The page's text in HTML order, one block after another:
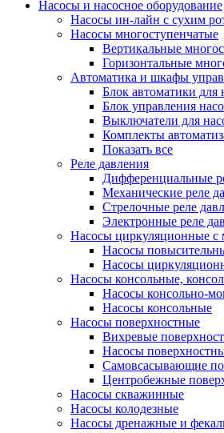
Насосы и насосное оборудование
Насосы ин-лайн с сухим
Насосы многоступенчатые
Вертикальные
Горизонтальные
Автоматика и шкафы
Блок автоматики для
Блок управления
Выключатели для
Комплекты
Показать все
Реле давления
Дифференциальные
Механические реле
Стрелочные реле
Электронные реле
Насосы циркуляционные с
Насосы
Насосы
Насосы консольные,
Насосы консольно-
Насосы консольные
Насосы поверхностные
Вихревые
Насосы
Самовсасывающие
Центробежные
Насосы скважинные
Насосы колодезные
Насосы дренажные и